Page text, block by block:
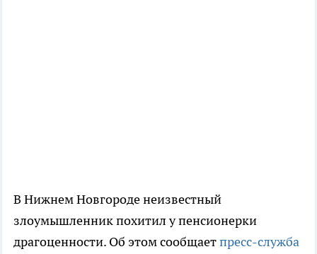
В Нижнем Новгороде неизвестный
злоумышленник похитил у пенсионерки
драгоценности. Об этом сообщаетпресс-служба